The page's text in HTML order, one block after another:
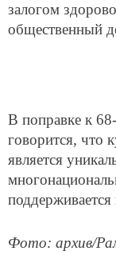
залогом
общественный
В поправке к
говорится, что
является
поддерживается
Фото: архив/